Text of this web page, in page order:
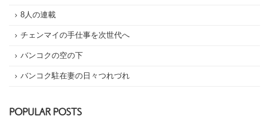
8人の連載
チェンマイの手仕事を次世代へ
バンコクの空の下
バンコク駐在妻の日々つれづれ
POPULAR POSTS